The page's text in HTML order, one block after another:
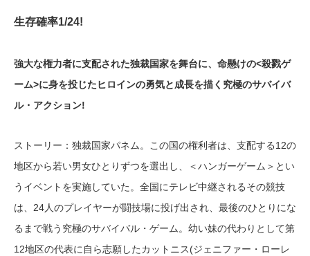
生存確率1/24!
強大な権力者に支配された独裁国家を舞台に、命懸けの<殺戮ゲ
ーム>に身を投じたヒロインの勇気と成長を描く究極のサバイバ
ル・アクション!
ストーリー：独裁国家パネム。この国の権利者は、支配する12の
地区から若い男女ひとりずつを選出し、＜ハンガーゲーム＞とい
うイベントを実施していた。全国にテレビ中継されるその競技
は、24人のプレイヤーが闘技場に投げ出され、最後のひとりにな
るまで戦う究極のサバイバル・ゲーム。幼い妹の代わりとして第
12地区の代表に自ら志願したカットニス(ジェニファー・ローレ